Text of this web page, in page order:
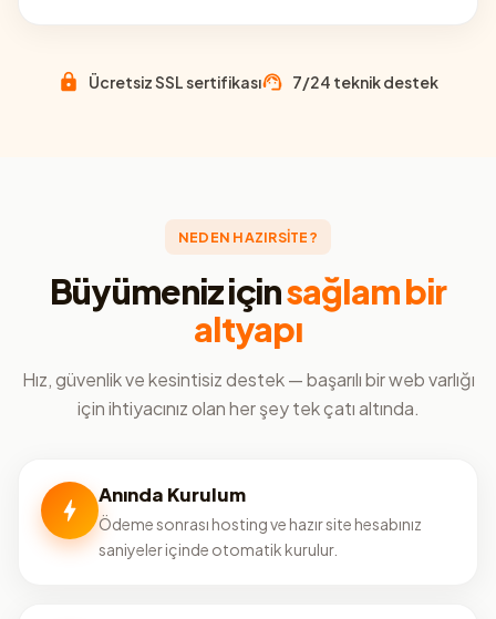
Ücretsiz SSL sertifikası 7/24 teknik destek
NEDEN HAZIRSİTE?
Büyümeniz içinsağlam bir
altyapı
Hız, güvenlik ve kesintisiz destek — başarılı bir web varlığı
için ihtiyacınız olan her şey tek çatı altında.
Anında Kurulum
Ödeme sonrası hosting ve hazır site hesabınız
saniyeler içinde otomatik kurulur.